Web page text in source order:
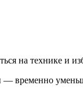
на технике и
временно